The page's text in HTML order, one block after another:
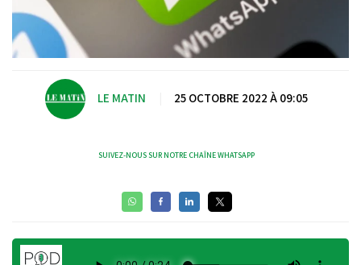
LE MATIN 25 OCTOBRE 2022 À 09:05
SUIVEZ-NOUS SUR NOTRE CHAÎNE WHATSAPP